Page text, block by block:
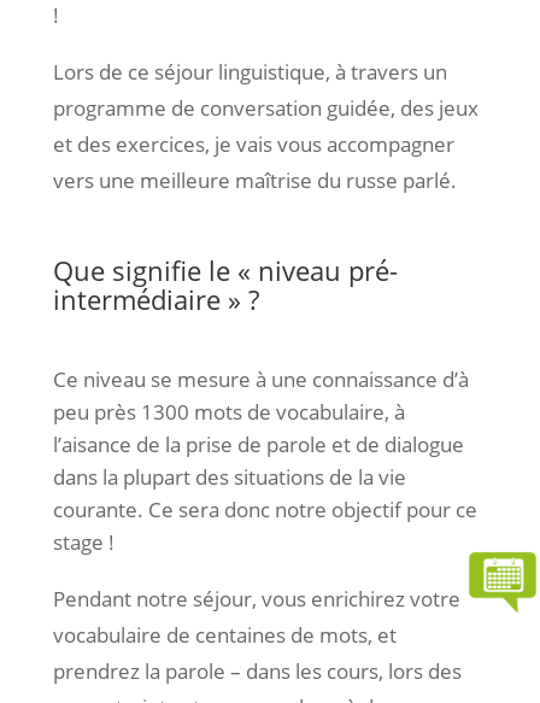
!
Lors de ce séjour linguistique, à travers un
programme de conversation guidée, des jeux
et des exercices, je vais vous accompagner
vers une meilleure maîtrise du russe parlé.
Que signifie le « niveau pré-
intermédiaire » ?
Ce niveau se mesure à une connaissance d’à
peu près 1300 mots de vocabulaire, à
l’aisance de la prise de parole et de dialogue
dans la plupart des situations de la vie
courante. Ce sera donc notre objectif pour ce
stage !
Pendant notre séjour, vous enrichirez votre
vocabulaire de centaines de mots, et
prendrez la parole – dans les cours, lors des